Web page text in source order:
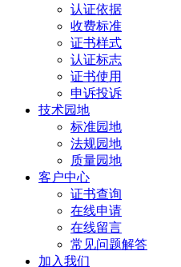
认证依据
收费标准
证书样式
认证标志
证书使用
申诉投诉
技术园地
标准园地
法规园地
质量园地
客户中心
证书查询
在线申请
在线留言
常见问题解答
加入我们